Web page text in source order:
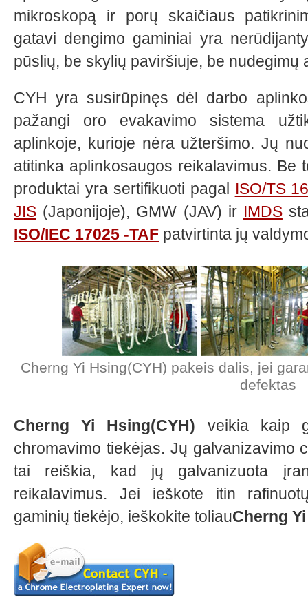
mikroskopą ir porų skaičiaus
gatavi dengimo gaminiai yra
pūslių, be skylių paviršiuje, be nudegimų
CYH yra susirūpinęs dėl darbo
pažangi oro evakavimo sistema
aplinkoje, kurioje nėra užteršimo. Jų
atitinka aplinkosaugos reikalavimus. Be
produktai yra sertifikuoti pagal ISO/TS
JIS (Japonijoje), GMW (JAV) ir IMDS
ISO/IEC 17025 -TAF patvirtinta jų
Cherng Yi Hsing(CYH) pakeis dalis, jei
defektas
Cherng Yi Hsing(CYH) veikia kaip
chromavimo tiekėjas. Jų galvanizavimo
tai reiškia, kad jų galvanizuota
reikalavimus. Jei ieškote itin
gaminių tiekėjo, ieškokite toliauCherng